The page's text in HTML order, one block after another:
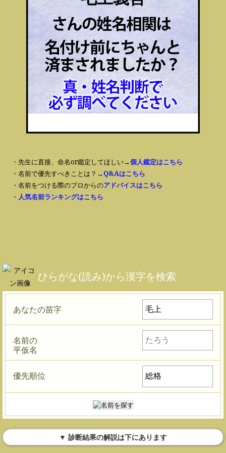
・先生に直接、命名or鑑定してほしい→個人鑑定はこちら
・名前で優先すべきことは？→Q&Aはこちら
・名前をつける際のプロからのアドバイスはこちら
・ 人気名前ランキングはこちら
ひらがな(読み)から漢字を検索
あなたの苗字
名前の
平仮名
優先順位
▼ 診断結果の解説は下にあります